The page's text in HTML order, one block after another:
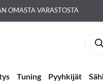
OMASTA VARASTOSTA
Tuning Pyyhkijät